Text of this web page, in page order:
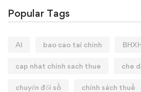
Popular Tags
AI bao cao tai chinh
cap nhat chinh sach thue che
chuyển đổi số chính sách thuế